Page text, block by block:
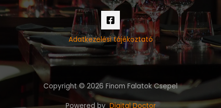
Adatkezelési tájékoztató
Copyright © 2026 Finom Falatok Csepel
Powered byDigital Doctor